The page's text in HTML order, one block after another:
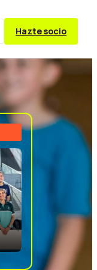
Hazte socio